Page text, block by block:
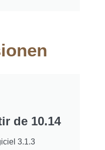
de 10.14
3.1.3